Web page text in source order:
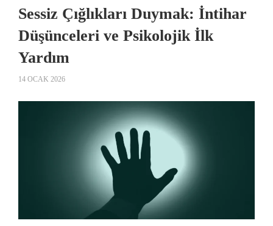
Sessiz Çığlıkları Duymak: İntihar
Düşünceleri ve Psikolojik İlk
Yardım
14 OCAK 2026